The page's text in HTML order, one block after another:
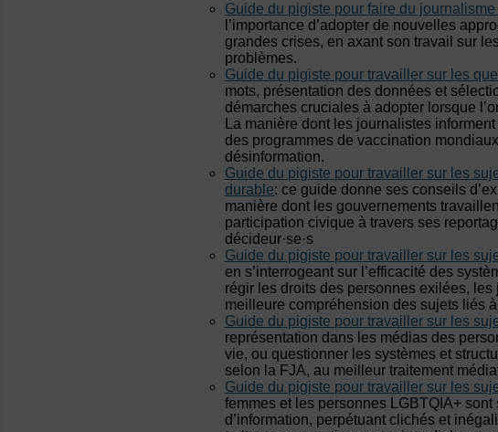
Guide du pigiste pour faire du
l’importance d’adopter de nouvelles
grandes crises, en axant son travail sur
problèmes.
Guide du pigiste pour travailler sur les
mots, présentation des données et
démarches cruciales à adopter lorsque
La manière dont les journalistes
des programmes de vaccination
désinformation.
Guide du pigiste pour travailler sur les
durable: ce guide donne ses conseils
manière dont les gouvernements
participation civique à travers ses
décideur·se·s
Guide du pigiste pour travailler sur les
en s’interrogeant sur l’efficacité des
régir les droits des personnes exilées,
meilleure compréhension des sujets liés
Guide du pigiste pour travailler sur les
représentation dans les médias des
vie, ou questionner les systèmes et
selon la FJA, au meilleur traitement
Guide du pigiste pour travailler sur les
femmes et les personnes LGBTQIA+
d’information, perpétuant clichés et